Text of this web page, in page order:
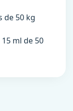
de 50 kg
ml de 50